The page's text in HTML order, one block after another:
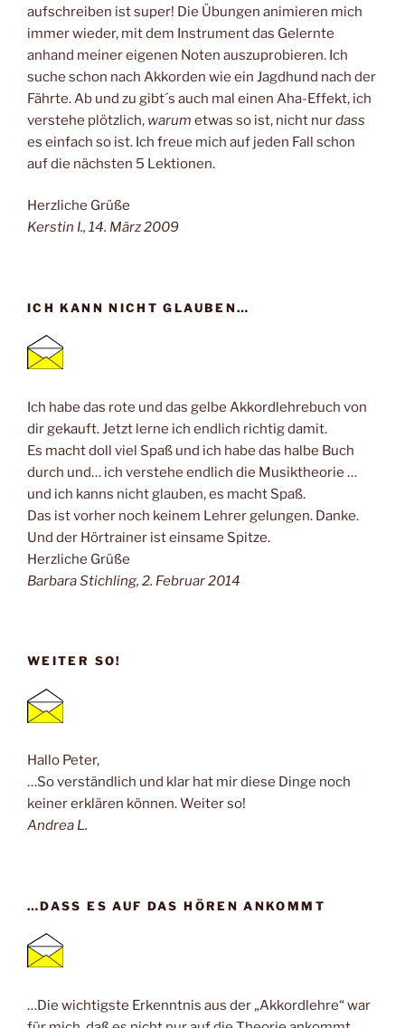
aufschreiben ist super! Die Übungen animieren mich
immer wieder, mit dem Instrument das Gelernte
anhand meiner eigenen Noten auszuprobieren. Ich
suche schon nach Akkorden wie ein Jagdhund nach der
Fährte. Ab und zu gibt´s auch mal einen Aha-Effekt, ich
verstehe plötzlich, warum etwas so ist, nicht nurdass
es einfach so ist. Ich freue mich auf jeden Fall schon
auf die nächsten 5 Lektionen.
Herzliche Grüße
Kerstin I., 14. März 2009
ICH KANN NICHT GLAUBEN…
Ich habe das rote und das gelbe Akkordlehrebuch von
dir gekauft. Jetzt lerne ich endlich richtig damit.
Es macht doll viel Spaß und ich habe das halbe Buch
durch und… ich verstehe endlich die Musiktheorie …
und ich kanns nicht glauben, es macht Spaß.
Das ist vorher noch keinem Lehrer gelungen. Danke.
Und der Hörtrainer ist einsame Spitze.
Herzliche Grüße
Barbara Stichling, 2. Februar 2014
WEITER SO!
Hallo Peter,
…So verständlich und klar hat mir diese Dinge noch
keiner erklären können. Weiter so!
Andrea L.
…DASS ES AUF DAS HÖREN ANKOMMT
…Die wichtigste Erkenntnis aus der „Akkordlehre“ war